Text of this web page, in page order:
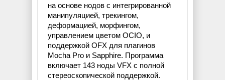
на основе нодов с интегрированной
манипуляцией, трекингом,
деформацией, морфингом,
управлением цветом OCIO, и
поддержкой OFX для плагинов
Mocha Pro и Sapphire. Программа
включает 143 ноды VFX с полной
стереоскопической поддержкой.